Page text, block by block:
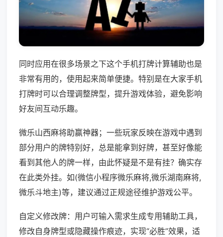
同时应用在很多场景之下这个手机打牌计算辅助也是
非常有用的，使用起来简单便捷。特别是在大家手机
打牌时可以合理调整牌型，提升游戏体验，避免影响
好友间互动乐趣。
微乐山西麻将助赢神器；一些玩家反映在游戏中遇到
部分用户的牌特别好，总是能拿到好牌，甚至好像能
看到其他人的牌一样，由此怀疑是不是有挂？确实存
在此类外挂。如(微信小程序微乐麻将,微乐湖南麻将,
微乐斗地主)等，建议通过正规途径维护游戏公平。
自定义修改牌：用户可输入需求生成专用辅助工具，
修改自身牌型或隐藏操作痕迹，实现“必胜”效果，适